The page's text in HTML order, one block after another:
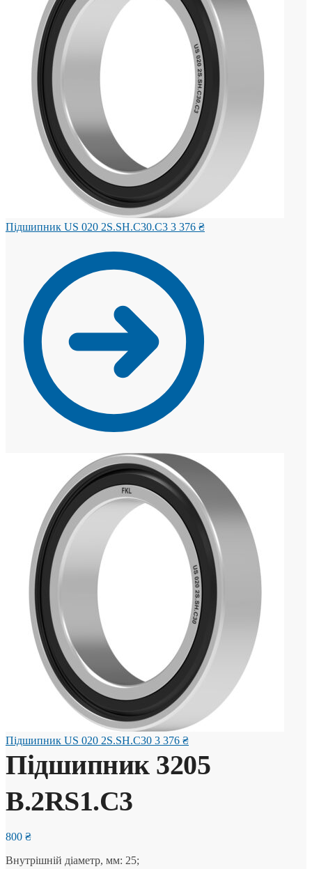
Підшипник US 020 2S.SH.C30.C3 3 376 ₴
Підшипник US 020 2S.SH.C30 3 376 ₴
Підшипник 3205
B.2RS1.C3
800 ₴
Внутрішній діаметр, мм: 25;